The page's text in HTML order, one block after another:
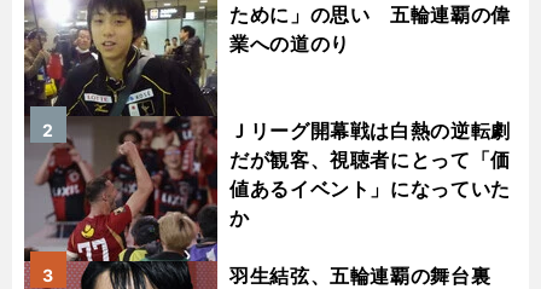
ために」の思い 五輪連覇の偉
業への道のり
Ｊリーグ開幕戦は白熱の逆転劇
だが観客、視聴者にとって「価
値あるイベント」になっていた
か
2
羽生結弦、五輪連覇の舞台裏
3